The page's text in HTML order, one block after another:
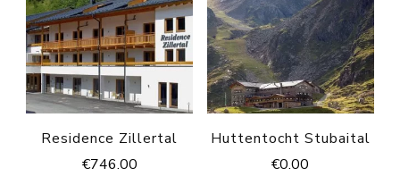
Residence Zillertal
€746.00
Huttentocht Stubaital
€0.00